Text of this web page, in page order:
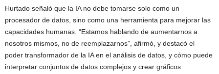
Hurtado señaló que la IA no debe tomarse solo como un
procesador de datos, sino como una herramienta para mejorar las
capacidades humanas. “Estamos hablando de aumentarnos a
nosotros mismos, no de reemplazarnos”, afirmó, y destacó el
poder transformador de la IA en el análisis de datos, y cómo puede
interpretar conjuntos de datos complejos y crear gráficos